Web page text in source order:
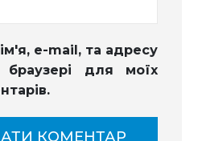
e-mail, та адресу
для моїх